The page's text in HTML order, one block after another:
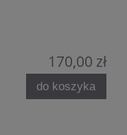
170,00 zł
do koszyka